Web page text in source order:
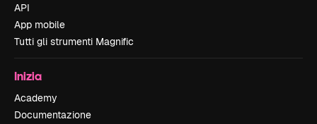
API
App mobile
Tutti gli strumenti Magnific
Inizia
Academy
Documentazione